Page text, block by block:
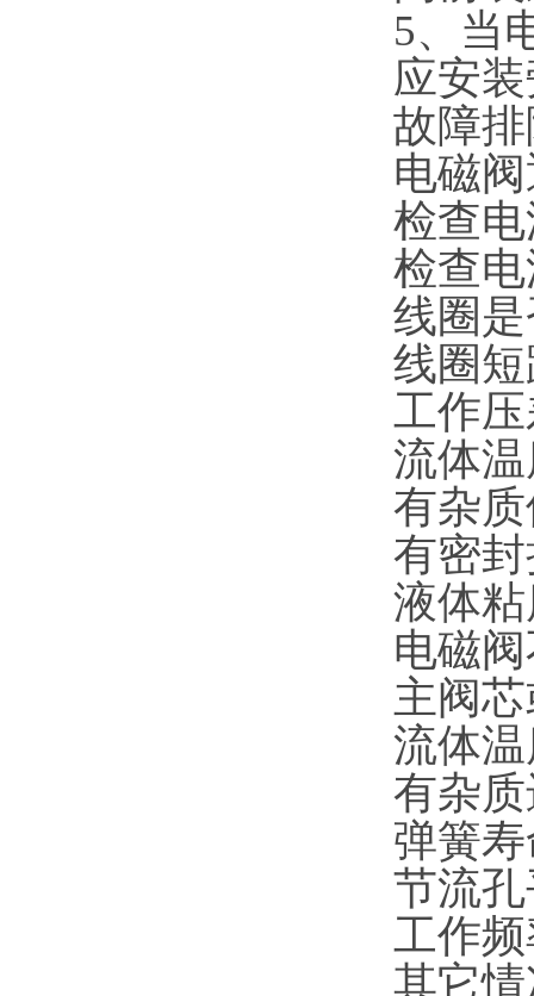
5、当
应安
故障
电磁
检查
检查
线圈
线圈
工作
流体
有杂
有密
液体
电磁
主阀
流体
有杂
弹簧
节流
工作
其它